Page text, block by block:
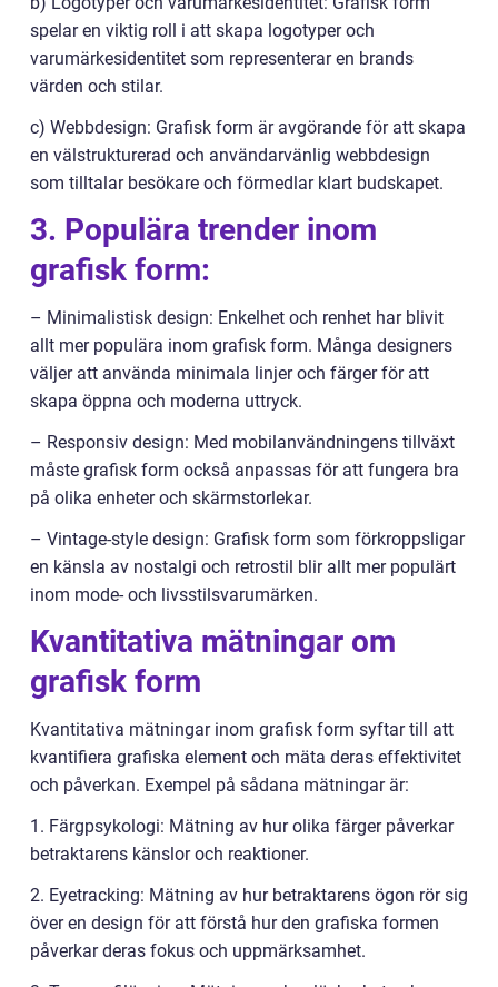
spelar en viktig roll i att skapa logotyper och
varumärkesidentitet som representerar en brands
värden och stilar.
c) Webbdesign: Grafisk form är avgörande för att skapa
en välstrukturerad och användarvänlig webbdesign
som tilltalar besökare och förmedlar klart budskapet.
3. Populära trender inom
grafisk form:
– Minimalistisk design: Enkelhet och renhet har blivit
allt mer populära inom grafisk form. Många designers
väljer att använda minimala linjer och färger för att
skapa öppna och moderna uttryck.
– Responsiv design: Med mobilanvändningens tillväxt
måste grafisk form också anpassas för att fungera bra
på olika enheter och skärmstorlekar.
– Vintage-style design: Grafisk form som förkroppsligar
en känsla av nostalgi och retrostil blir allt mer populärt
inom mode- och livsstilsvarumärken.
Kvantitativa mätningar om
grafisk form
Kvantitativa mätningar inom grafisk form syftar till att
kvantifiera grafiska element och mäta deras effektivitet
och påverkan. Exempel på sådana mätningar är:
1. Färgpsykologi: Mätning av hur olika färger påverkar
betraktarens känslor och reaktioner.
2. Eyetracking: Mätning av hur betraktarens ögon rör sig
över en design för att förstå hur den grafiska formen
påverkar deras fokus och uppmärksamhet.